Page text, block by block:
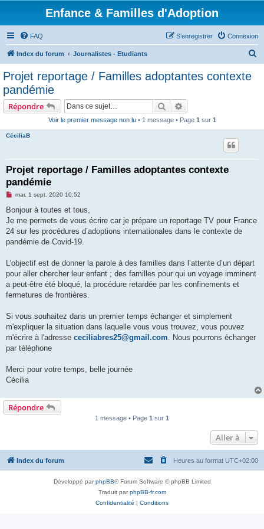
Enfance & Familles d'Adoption
FAQ Connexion
S’enregistrer
Index du forum Journalistes - Etudiants
Projet reportage / Familles adoptantes contexte
pandémie
Répondre Rechercher
Voir le premier message non lu• 1 message • Page 1 sur 1
CéciliaB
Projet reportage / Familles adoptantes contexte
pandémie
M
s
a
g
n
l
u
mar. 1 sept. 2020 10:52
Bonjour à toutes et tous,
Je me permets de vous écrire car je prépare un reportage TV pour France
24 sur les procédures d’adoptions internationales dans le contexte de
pandémie de Covid-19.
L’objectif est de donner la parole à des familles dans l’attente d’un départ
pour aller chercher leur enfant ; des familles ​pour qui un voyage imminent
a peut-être été bloqué, la procédure retardée par les confinements et
fermetures de frontières.
Si vous souhaitez dans un premier temps échanger et simplement
m'expliquer la situation dans laquelle vous vous trouvez, vous pouvez
m'écrire à l'adresse ceciliabres25@gmail.com. Nous pourrons échanger
par téléphone
Merci pour votre temps, belle journée
Cécilia
Répondre
1 message • Page 1 sur 1
Aller à
Index du forum Heures au format UTC+02:00
Développé parphpBB® Forum Software © phpBB Limited
Traduit parphpBB-fr.com
Confidentialité | Conditions